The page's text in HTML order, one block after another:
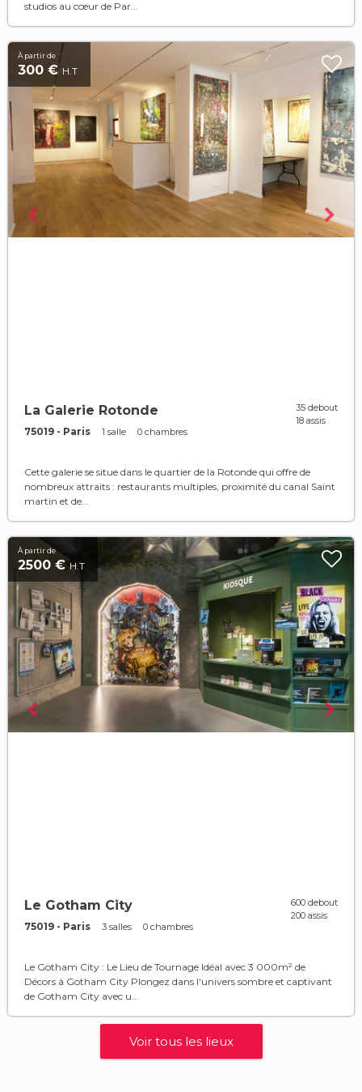
studios au cœur de Par...
À partir de
300 € H.T
La Galerie Rotonde
75019 - Paris 1 salle 0 chambres
35 debout
18 assis
Cette galerie se situe dans le quartier de la Rotonde qui offre de
nombreux attraits : restaurants multiples, proximité du canal Saint
martin et de...
À partir de
2500 €H.T
Le Gotham City
75019 - Paris 3 salles 0 chambres
600 debout
200 assis
Le Gotham City : Le Lieu de Tournage Idéal avec 3 000m² de
Décors à Gotham City Plongez dans l'univers sombre et captivant
de Gotham City avec u...
Voir tous les lieux